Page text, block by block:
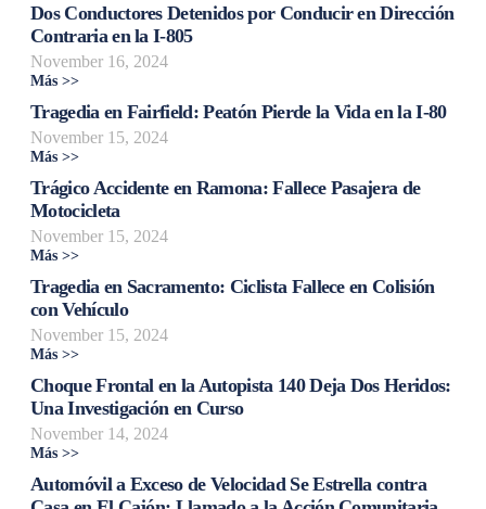
Dos Conductores Detenidos por Conducir en Dirección
Contraria en la I-805
November 16, 2024
Más >>
Tragedia en Fairfield: Peatón Pierde la Vida en la I-80
November 15, 2024
Más >>
Trágico Accidente en Ramona: Fallece Pasajera de
Motocicleta
November 15, 2024
Más >>
Tragedia en Sacramento: Ciclista Fallece en Colisión
con Vehículo
November 15, 2024
Más >>
Choque Frontal en la Autopista 140 Deja Dos Heridos:
Una Investigación en Curso
November 14, 2024
Más >>
Automóvil a Exceso de Velocidad Se Estrella contra